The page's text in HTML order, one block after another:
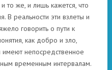
то же, и лишь кажется, что
В реальности эти взлеты и
говорить о пути к
как добро и зло,
имеют непосредственное
временным интервалам.